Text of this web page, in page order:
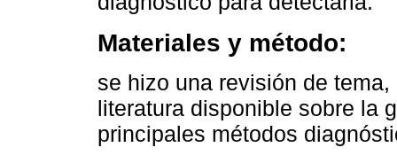
Materiales y método:
se hizo una revisión de
literatura disponible sobre la
principales métodos